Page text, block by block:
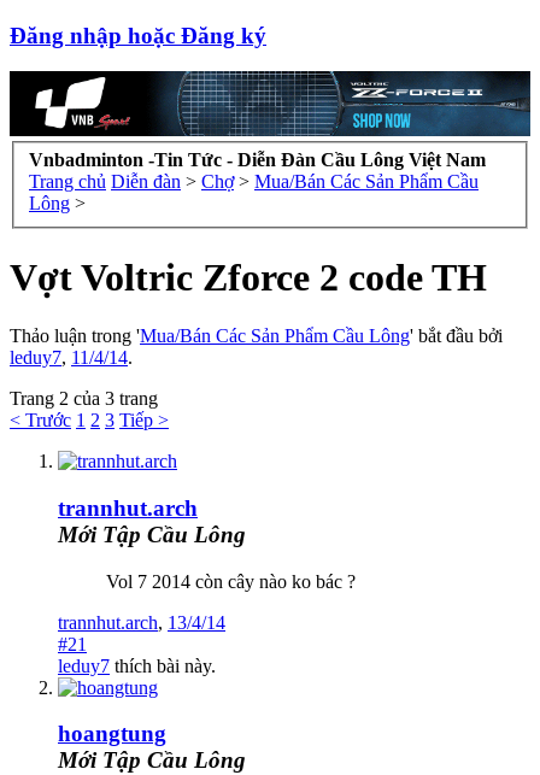
Đăng nhập hoặc Đăng ký
Vnbadminton -Tin Tức - Diễn Đàn Cầu Lông Việt Nam
Trang chủ Diễn đàn > Chợ > Mua/Bán Các Sản Phẩm Cầu
Lông >
Vợt Voltric Zforce 2 code TH
Thảo luận trong 'Mua/Bán Các Sản Phẩm Cầu Lông' bắt đầu bởi
leduy7, 11/4/14.
Trang 2 của 3 trang
< Trước 1 2 3 Tiếp >
trannhut.arch
Mới Tập Cầu Lông
Vol 7 2014 còn cây nào ko bác ?
trannhut.arch, 13/4/14
#21
leduy7 thích bài này.
hoangtung
Mới Tập Cầu Lông